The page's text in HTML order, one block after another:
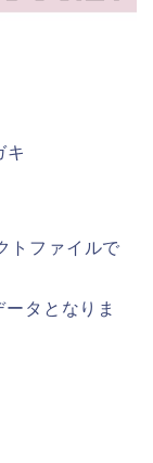
キ
トファイルで
タとなりま